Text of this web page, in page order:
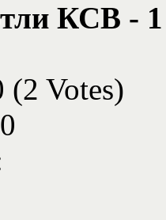
КСВ - 1
(2 Votes)